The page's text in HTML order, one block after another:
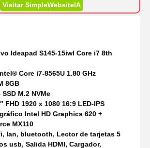
Visitar SimpleWebsiteIA
Ideapad S145-15iwl Core i7 8th
Core i7-8565U 1.80 GHz
8GB
M.2 NVMe
FHD 1920 x 1080 16:9 LED-IPS
Intel HD Graphics 620 +
MX110
lan, bluetooth, Lector de tarjetas 5
usb, Salida HDMI, Cargador,